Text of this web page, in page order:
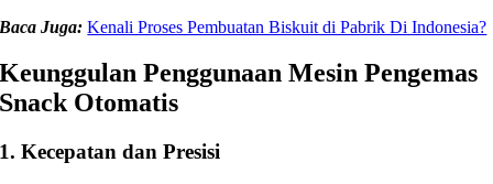
Baca Juga: Kenali Proses Pembuatan Biskuit di Pabrik Di Indonesia?
Keunggulan Penggunaan Mesin Pengemas
Snack Otomatis
1. Kecepatan dan Presisi